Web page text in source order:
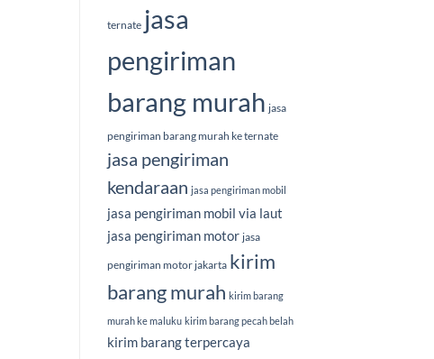
ternate jasa
pengiriman
barang murah jasa
pengiriman barang murah ke ternate
jasa pengiriman
kendaraan jasa pengiriman mobil
jasa pengiriman mobil via laut
jasa pengiriman motor jasa
pengiriman motor jakarta kirim
barang murah kirim barang
murah ke maluku kirim barang pecah belah
kirim barang terpercaya